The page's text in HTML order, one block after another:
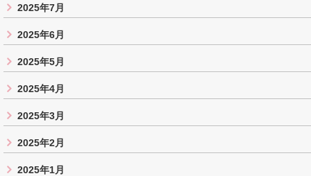
2025年7月
2025年6月
2025年5月
2025年4月
2025年3月
2025年2月
2025年1月